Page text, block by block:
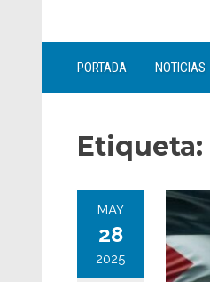
PORTADA NOTICIAS
Etiqueta:
MAY
28
2025